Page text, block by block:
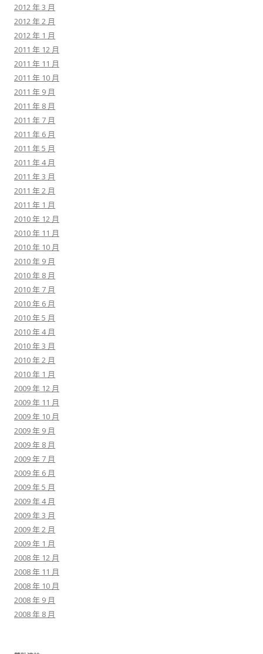
2012 年 3 月
2012 年 2 月
2012 年 1 月
2011 年 12 月
2011 年 11 月
2011 年 10 月
2011 年 9 月
2011 年 8 月
2011 年 7 月
2011 年 6 月
2011 年 5 月
2011 年 4 月
2011 年 3 月
2011 年 2 月
2011 年 1 月
2010 年 12 月
2010 年 11 月
2010 年 10 月
2010 年 9 月
2010 年 8 月
2010 年 7 月
2010 年 6 月
2010 年 5 月
2010 年 4 月
2010 年 3 月
2010 年 2 月
2010 年 1 月
2009 年 12 月
2009 年 11 月
2009 年 10 月
2009 年 9 月
2009 年 8 月
2009 年 7 月
2009 年 6 月
2009 年 5 月
2009 年 4 月
2009 年 3 月
2009 年 2 月
2009 年 1 月
2008 年 12 月
2008 年 11 月
2008 年 10 月
2008 年 9 月
2008 年 8 月